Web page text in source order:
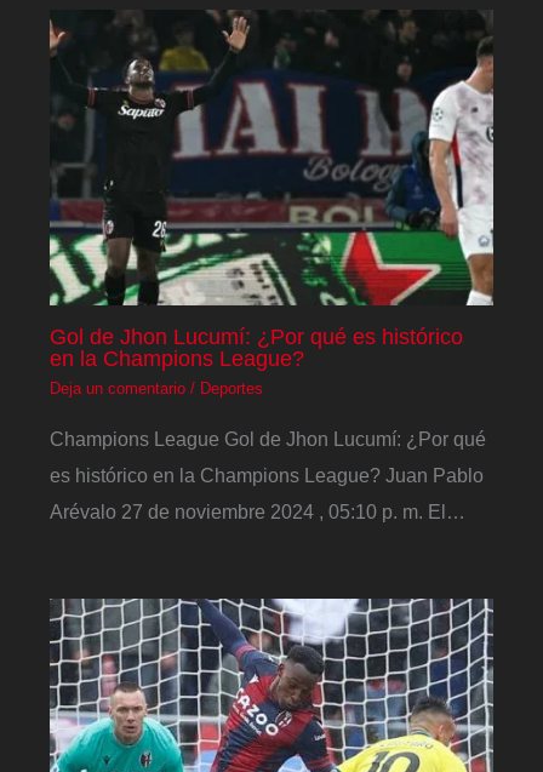
Gol de Jhon Lucumí: ¿Por qué es histórico
en la Champions League?
Deja un comentario / Deportes
Champions League Gol de Jhon Lucumí: ¿Por qué
es histórico en la Champions League? Juan Pablo
Arévalo 27 de noviembre 2024 , 05:10 p. m. El…